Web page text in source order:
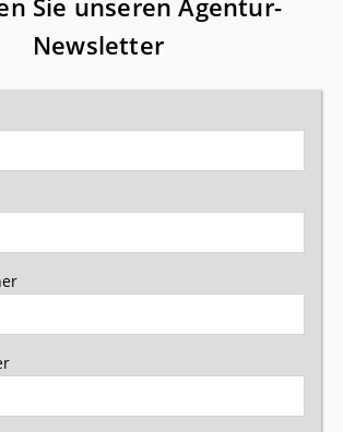
Sie unseren Agentur-
Newsletter